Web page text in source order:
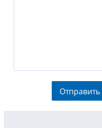
Отправить